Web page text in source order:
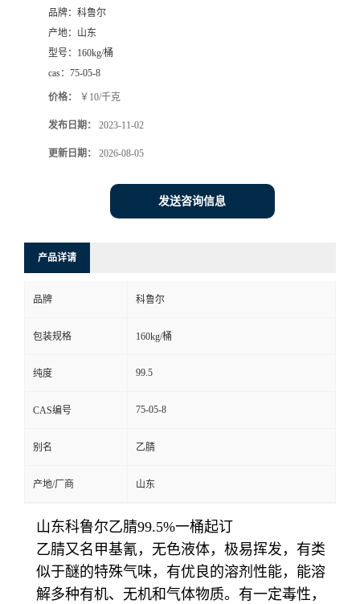
品牌： 科鲁尔
产地： 山东
型号： 160kg/桶
cas： 75-05-8
价格： ￥10/千克
发布日期： 2023-11-02
更新日期： 2026-08-05
发送咨询信息
产品详请
品牌 科鲁尔
包装规格 160kg/桶
纯度 99.5
CAS编号 75-05-8
别名 乙腈
产地/厂商 山东
山东科鲁尔乙腈99.5%一桶起订
乙腈又名甲基氰，无色液体，极易挥发，有类
似于醚的特殊气味，有优良的溶剂性能，能溶
解多种有机、无机和气体物质。有一定毒性，